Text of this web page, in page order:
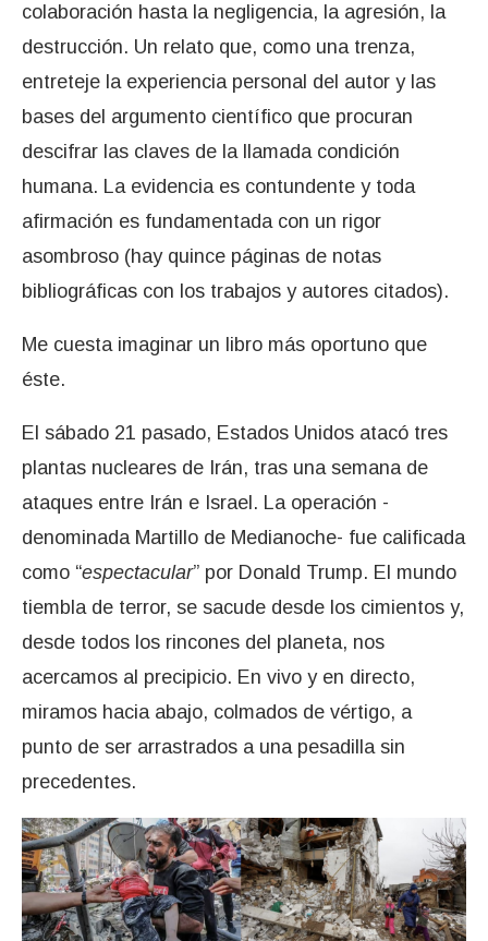
colaboración hasta la negligencia, la agresión, la
destrucción. Un relato que, como una trenza,
entreteje la experiencia personal del autor y las
bases del argumento científico que procuran
descifrar las claves de la llamada condición
humana. La evidencia es contundente y toda
afirmación es fundamentada con un rigor
asombroso (hay quince páginas de notas
bibliográficas con los trabajos y autores citados).
Me cuesta imaginar un libro más oportuno que
éste.
El sábado 21 pasado, Estados Unidos atacó tres
plantas nucleares de Irán, tras una semana de
ataques entre Irán e Israel. La operación -
denominada Martillo de Medianoche- fue calificada
como “espectacular” por Donald Trump. El mundo
tiembla de terror, se sacude desde los cimientos y,
desde todos los rincones del planeta, nos
acercamos al precipicio. En vivo y en directo,
miramos hacia abajo, colmados de vértigo, a
punto de ser arrastrados a una pesadilla sin
precedentes.